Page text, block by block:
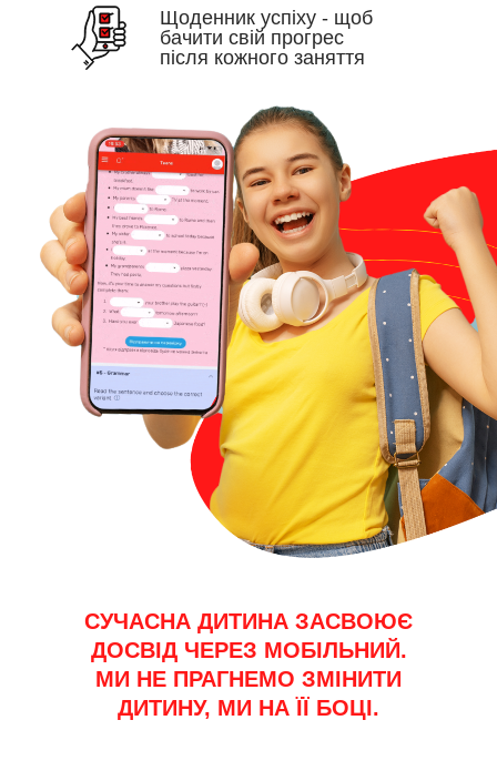
Щоденник успіху - щоб
бачити свій прогрес
після кожного заняття
СУЧАСНА ДИТИНА ЗАСВОЮЄ
ДОСВІД ЧЕРЕЗ МОБІЛЬНИЙ.
МИ НЕ ПРАГНЕМО ЗМІНИТИ
ДИТИНУ, МИ НА ЇЇ БОЦІ.